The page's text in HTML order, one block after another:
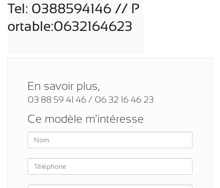
Tel: 0388594146 // P
ortable:0632164623
En savoir plus,
03 88 59 41 46 / 06 32 16 46 23
Ce modèle m'intéresse